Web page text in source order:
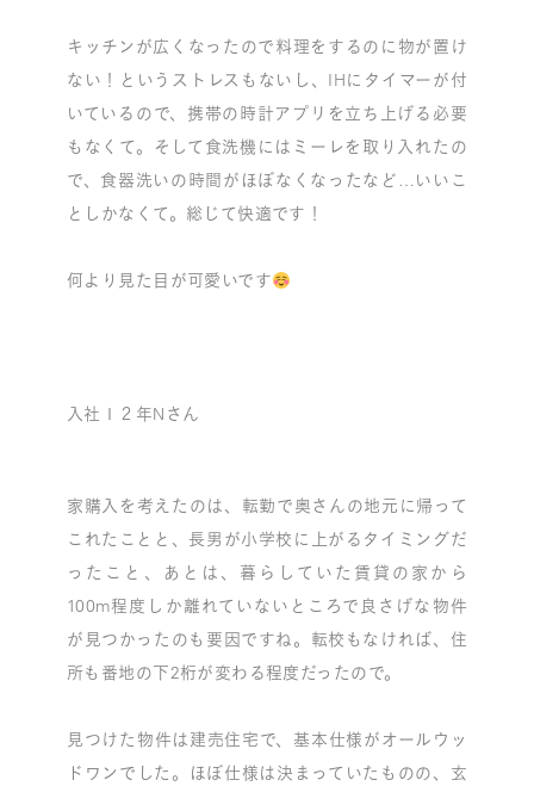
キッチンが広くなったので料理をするのに物が置け
ない！というストレスもないし、IHにタイマーが付
いているので、携帯の時計アプリを立ち上げる必要
もなくて。そして食洗機にはミーレを取り入れたの
で、食器洗いの時間がほぼなくなったなど…いいこ
としかなくて。総じて快適です！
何より見た目が可愛いです
入社１２年Nさん
家購入を考えたのは、転勤で奥さんの地元に帰って
これたことと、長男が小学校に上がるタイミングだ
ったこと、あとは、暮らしていた賃貸の家から
100m程度しか離れていないところで良さげな物件
が見つかったのも要因ですね。転校もなければ、住
所も番地の下2桁が変わる程度だったので。
見つけた物件は建売住宅で、基本仕様がオールウッ
ドワンでした。ほぼ仕様は決まっていたものの、玄